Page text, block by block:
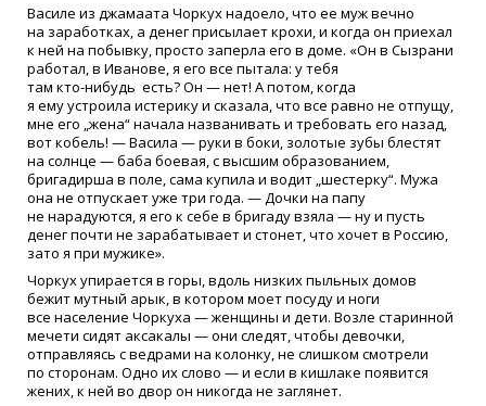
Василе из джамаата Чоркух надоело, что ее муж вечно
на заработках, а денег присылает крохи, и когда он приехал
к ней на побывку, просто заперла его в доме. «Он в Сызрани
работал, в Иванове, я его все пытала: у тебя
там кто-нибудь есть? Он — нет! А потом, когда
я ему устроила истерику и сказала, что все равно не отпущу,
мне его „жена“ начала названивать и требовать его назад,
вот кобель! — Васила — руки в боки, золотые зубы блестят
на солнце — баба боевая, с высшим образованием,
бригадирша в поле, сама купила и водит „шестерку“. Мужа
она не отпускает уже три года. — Дочки на папу
не нарадуются, я его к себе в бригаду взяла — ну и пусть
денег почти не зарабатывает и стонет, что хочет в Россию,
зато я при мужике».
Чоркух упирается в горы, вдоль низких пыльных домов
бежит мутный арык, в котором моет посуду и ноги
все население Чоркуха — женщины и дети. Возле старинной
мечети сидят аксакалы — они следят, чтобы девочки,
отправляясь с ведрами на колонку, не слишком смотрели
по сторонам. Одно их слово — и если в кишлаке появится
жених, к ней во двор он никогда не заглянет.